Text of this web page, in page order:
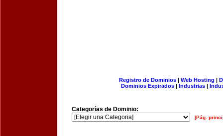
Registro de Dominios| Web Hosting |
Dominios Expirados | Industrias |
Categorías de Dominio:
[Pág.